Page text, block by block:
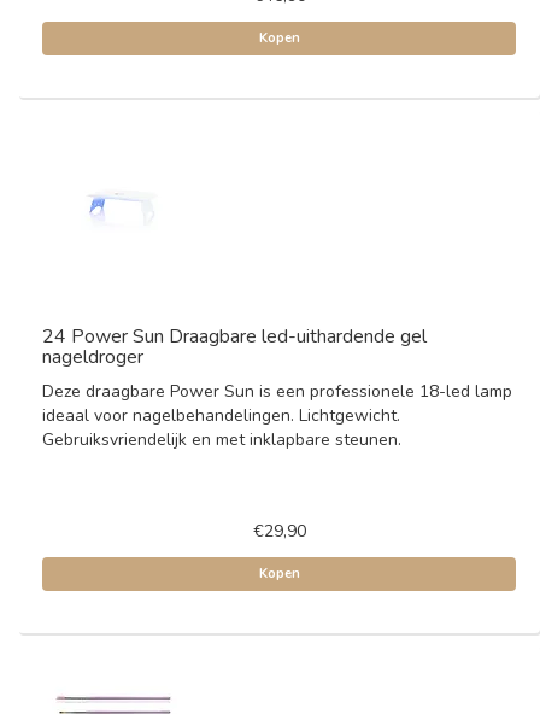
Kopen
24 Power Sun Draagbare led-uithardende gel
nageldroger
Deze draagbare Power Sun is een professionele 18-led lamp
ideaal voor nagelbehandelingen. Lichtgewicht.
Gebruiksvriendelijk en met inklapbare steunen.
€29,90
Kopen